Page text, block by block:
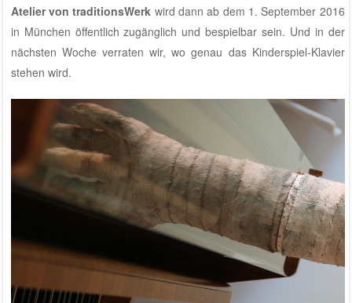
Atelier von traditionsWerk wird dann ab dem 1. September 2016
in München öffentlich zugänglich und bespielbar sein. Und in der
nächsten Woche verraten wir, wo genau das Kinderspiel-Klavier
stehen wird.